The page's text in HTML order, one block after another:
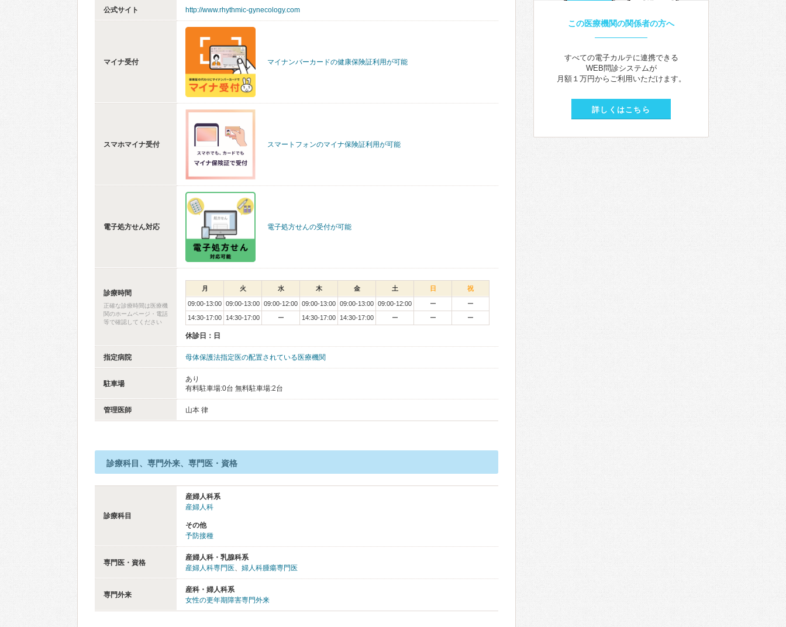
公式サイト http://www.rhythmic-gynecology.com
マイナ受付 マイナンバーカードの健康保険証利用が可能
スマホマイナ受付 スマートフォンのマイナ保険証利用が可能
電子処方せん対応 電子処方せんの受付が可能
診療時間
正確な診療時間は医療機
関のホームページ・電話
等で確認してください
月 火 水 木 金 土 日 祝
09:00-13:00 09:00-13:00 09:00-12:00 09:00-13:00 09:00-13:00 09:00-12:00 ー
ー
14:30-17:00
14:30-17:00 ー 14:30-17:00 14:30-17:00 ー ー ー
休診日：日
指定病院 母体保護法指定医の配置されている医療機関
駐車場
あり
有料駐車場:0台 無料駐車場:2台
管理医師 山本 律
診療科目、専門外来、専門医・資格
診療科目
産婦人科系
産婦人科
その他
予防接種
専門医・資格
産婦人科・乳腺科系
産婦人科専門医、 婦人科腫瘍専門医
専門外来
産科・婦人科系
女性の更年期障害専門外来
この医療機関の関係者の方へ
すべての電子カルテに連携できる
WEB問診システムが
月額１万円からご利用いただけます。
詳しくはこちら